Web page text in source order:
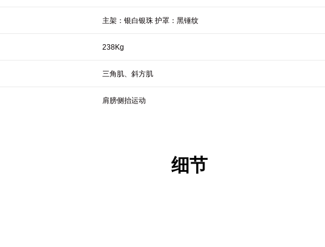
主架：银白银珠 护罩：黑锤纹
238Kg
三角肌、斜方肌
肩膀侧抬运动
细节